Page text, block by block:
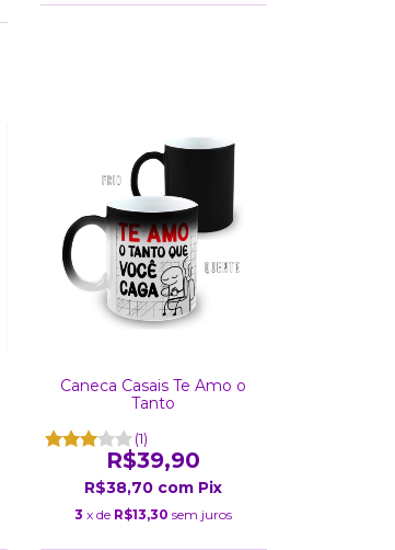
Caneca Casais Te Amo o
Tanto
(1)
R$39,90
R$38,70 com Pix
3 x de R$13,30 sem juros